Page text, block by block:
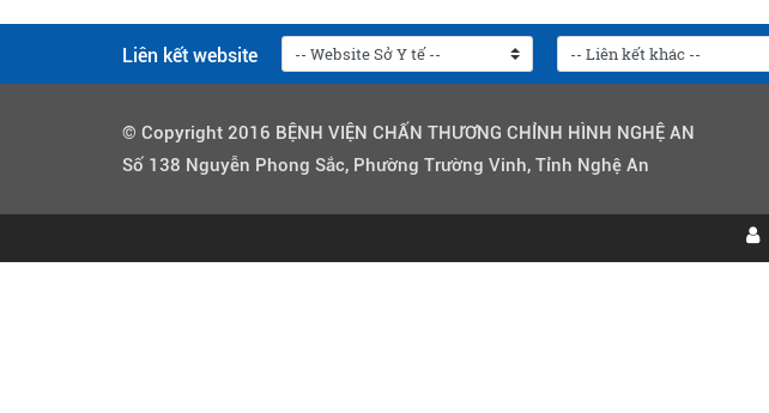
Liên kết website
© Copyright 2016 BỆNH VIỆN CHẤN THƯƠNG CHỈNH HÌNH NGHỆ AN
Số 138 Nguyễn Phong Sắc, Phường Trường Vinh, Tỉnh Nghệ An